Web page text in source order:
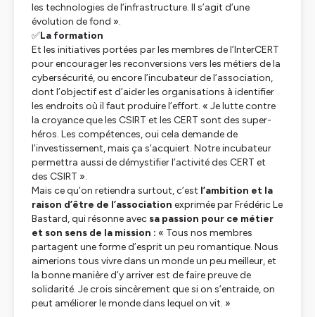
les technologies de l’infrastructure. Il s’agit d’une
évolution de fond ».
✅La formation
Et les initiatives portées par les membres de l’InterCERT
pour encourager les reconversions vers les métiers de la
cybersécurité, ou encore l’incubateur de l’association,
dont l’objectif est d’aider les organisations à identifier
les endroits où il faut produire l’effort. « Je lutte contre
la croyance que les CSIRT et les CERT sont des super-
héros. Les compétences, oui cela demande de
l’investissement, mais ça s’acquiert. Notre incubateur
permettra aussi de démystifier l’activité des CERT et
des CSIRT ».
Mais ce qu’on retiendra surtout, c’est l’ambition et la
raison d’être de l’association exprimée par Frédéric Le
Bastard, qui résonne avecsa passion pour ce métier
et son sens de la mission : « Tous nos membres
partagent une forme d’esprit un peu romantique. Nous
aimerions tous vivre dans un monde un peu meilleur, et
la bonne manière d’y arriver est de faire preuve de
solidarité. Je crois sincèrement que si on s’entraide, on
peut améliorer le monde dans lequel on vit. »